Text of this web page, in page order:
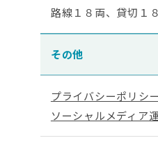
路線１８両、貸切１
その他
プライバシーポリシー
ソーシャルメディア